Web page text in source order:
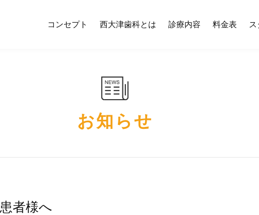
コンセプト 西大津歯科とは 診療内容 料金表
お知らせ
者様へ